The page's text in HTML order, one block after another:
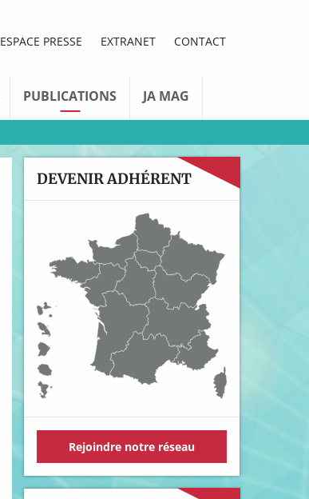
ESPACE PRESSE EXTRANET CONTACT
PUBLICATIONS JA MAG
DEVENIR ADHÉRENT
Rejoindre notre réseau